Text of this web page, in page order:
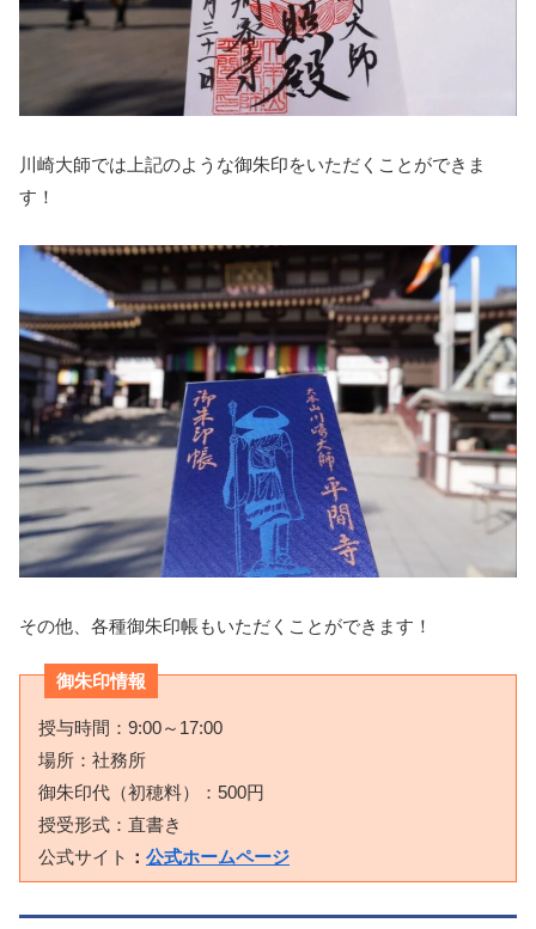
川崎大師では上記のような御朱印をいただくことができま
す！
その他、各種御朱印帳もいただくことができます！
御朱印情報
授与時間：9:00～17:00
場所：社務所
御朱印代（初穂料）：500円
授受形式：直書き
公式サイト ： 公式ホームページ